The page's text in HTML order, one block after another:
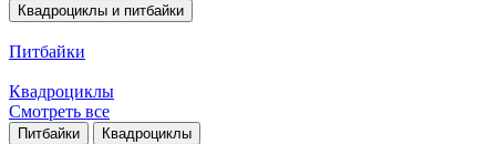
Квадроциклы и питбайки
Питбайки
Квадроциклы
Смотреть все
Питбайки Квадроциклы